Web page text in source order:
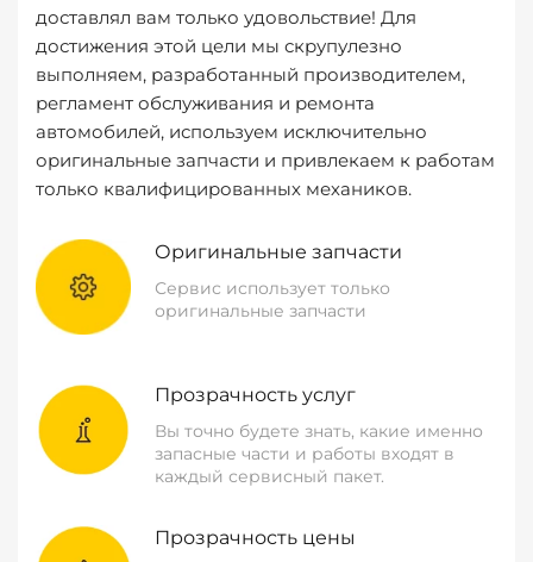
доставлял вам только удовольствие! Для
достижения этой цели мы скрупулезно
выполняем, разработанный производителем,
регламент обслуживания и ремонта
автомобилей, используем исключительно
оригинальные запчасти и привлекаем к работам
только квалифицированных механиков.
Оригинальные запчасти
Сервис использует только
оригинальные запчасти
Прозрачность услуг
Вы точно будете знать, какие именно
запасные части и работы входят в
каждый сервисный пакет.
Прозрачность цены